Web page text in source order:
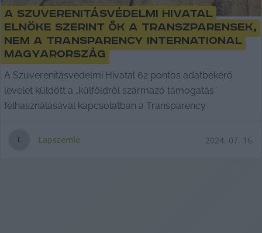
A Szuverenitásvédelmi Hivatal
elnöke szerint ők a transzparensek,
nem a Transparency International
Magyarország
A Szuverenitásvédelmi Hivatal 62 pontos adatbekérő
levelet küldött a „külföldről származó támogatás”
felhasználásával kapcsolatban a Transparency
L Lapszemle 2024. 07. 16.